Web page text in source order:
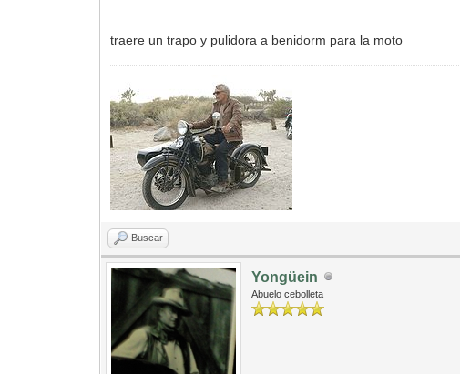
traere un trapo y pulidora a benidorm para la moto
Buscar
Yongüein
Abuelo cebolleta